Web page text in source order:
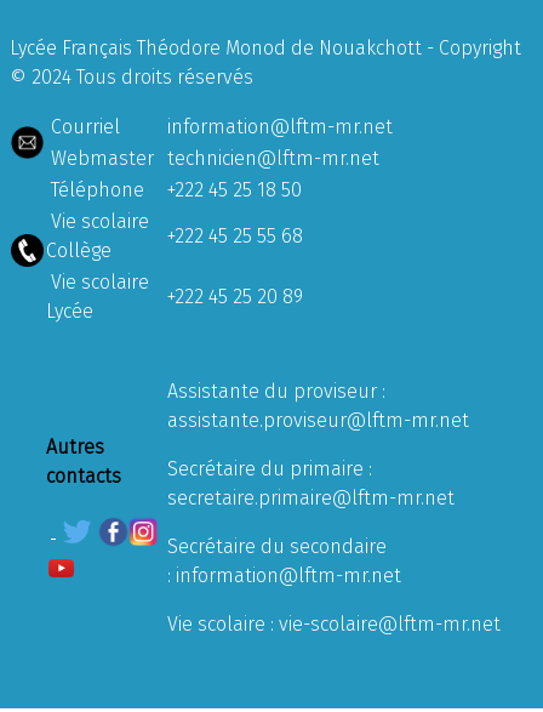
Lycée Français Théodore Monod de Nouakchott - Copyright
© 2024 Tous droits réservés
Courriel
information@lftm-mr.net
Webmaster technicien@lftm-mr.net
Téléphone
+222 45 25 18 50
Vie scolaire
Collège
+222 45 25 55 68
Vie scolaire
Lycée
+222 45 25 20 89
Autres
contacts
Assistante du proviseur :
assistante.proviseur@lftm-mr.net
Secrétaire du primaire :
secretaire.primaire@lftm-mr.net
Secrétaire du secondaire
: information@lftm-mr.net
Vie scolaire : vie-scolaire@lftm-mr.net